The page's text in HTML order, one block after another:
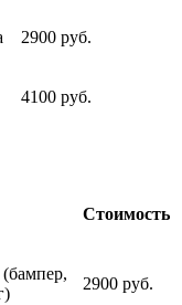
2900 руб.
4100 руб.
Стоимость
(бампер,
2900 руб.